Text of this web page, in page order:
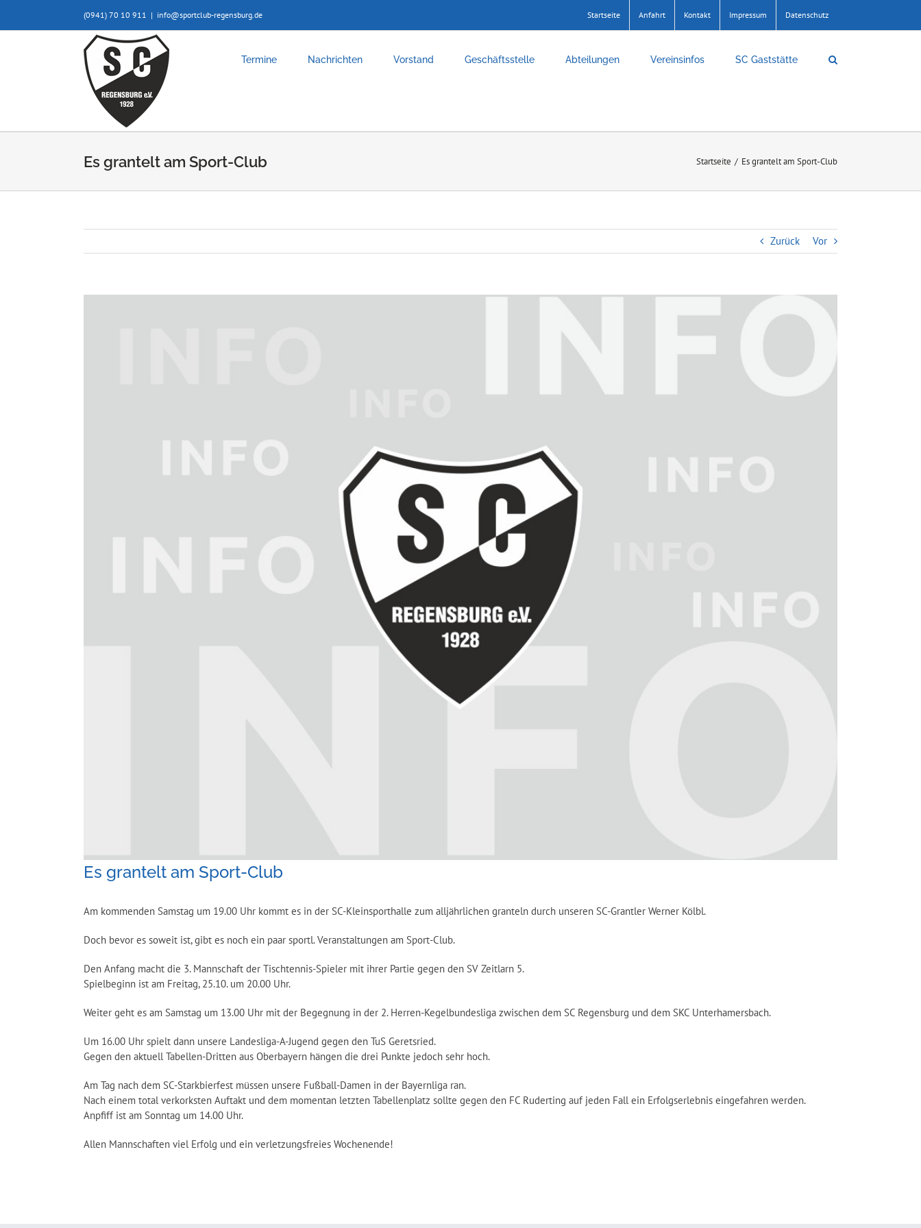
(0941) 70 10 911 | info@sportclub-regensburg.de Startseite Anfahrt Kontakt Impressum Datenschutz
Termine Nachrichten Vorstand Geschäftsstelle Abteilungen Vereinsinfos SC Gaststätte
Es grantelt am Sport-Club Startseite / Es grantelt am Sport-Club
Zurück Vor
Es grantelt am Sport-Club
Am kommenden Samstag um 19.00 Uhr kommt es in der SC-Kleinsporthalle zum alljährlichen granteln durch unseren SC-Grantler Werner Kölbl.
Doch bevor es soweit ist, gibt es noch ein paar sportl. Veranstaltungen am Sport-Club.
Den Anfang macht die 3. Mannschaft der Tischtennis-Spieler mit ihrer Partie gegen den SV Zeitlarn 5.
Spielbeginn ist am Freitag, 25.10. um 20.00 Uhr.
Weiter geht es am Samstag um 13.00 Uhr mit der Begegnung in der 2. Herren-Kegelbundesliga zwischen dem SC Regensburg und dem SKC Unterhamersbach.
Um 16.00 Uhr spielt dann unsere Landesliga-A-Jugend gegen den TuS Geretsried.
Gegen den aktuell Tabellen-Dritten aus Oberbayern hängen die drei Punkte jedoch sehr hoch.
Am Tag nach dem SC-Starkbierfest müssen unsere Fußball-Damen in der Bayernliga ran.
Nach einem total verkorksten Auftakt und dem momentan letzten Tabellenplatz sollte gegen den FC Ruderting auf jeden Fall ein Erfolgserlebnis eingefahren werden.
Anpfiff ist am Sonntag um 14.00 Uhr.
Allen Mannschaften viel Erfolg und ein verletzungsfreies Wochenende!